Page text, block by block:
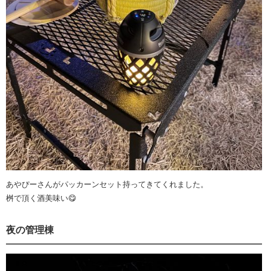
あやぴーさんがパッカーンセット持ってきてくれました。
桝で頂く酒美味い😋
夜の管理棟